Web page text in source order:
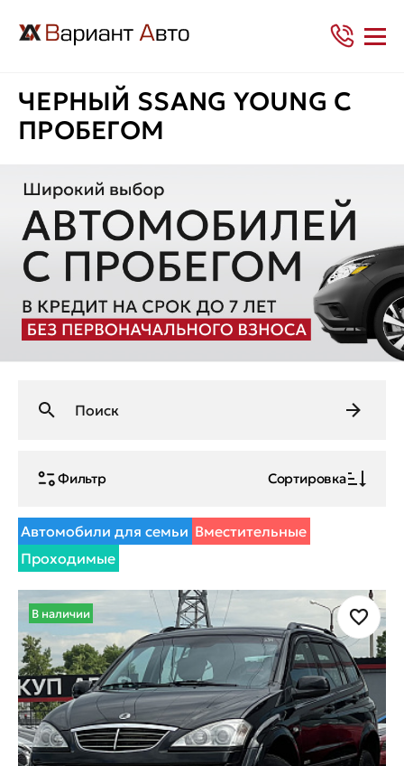
ЧЕРНЫЙ SSANG YOUNG С
ПРОБЕГОМ
Фильтр Сортировка
Автомобили для семьи Вместительные
Проходимые
В наличии